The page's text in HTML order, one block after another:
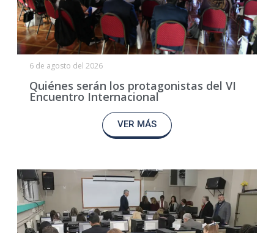
6 de agosto del 2026
Quiénes serán los protagonistas del VI
Encuentro Internacional
VER MÁS